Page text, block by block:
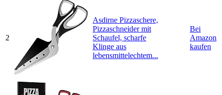
2
Asdirne Pizzaschere,
Pizzaschneider mit
Schaufel, scharfe
Klinge aus
lebensmittelechtem...
Bei
Amazon
kaufen